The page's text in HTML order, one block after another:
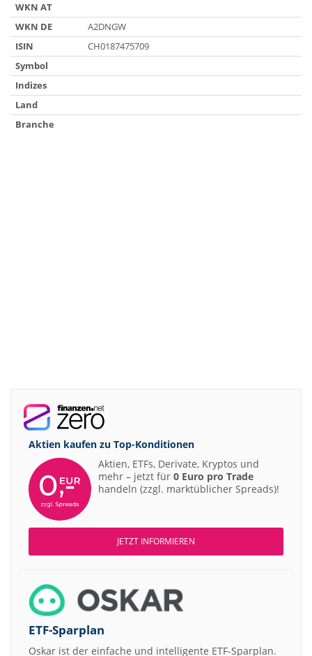
WKN AT
WKN DE
A2DNGW
ISIN
CH0187475709
Symbol
Indizes
Land
Branche
Aktien kaufen zu Top-Konditionen
Aktien, ETFs, Derivate, Kryptos und
mehr – jetzt für 0 Euro pro Trade
handeln (zzgl. marktüblicher Spreads)!
JETZT INFORMIEREN
ETF-Sparplan
Oskar ist der einfache und intelligente ETF-Sparplan.